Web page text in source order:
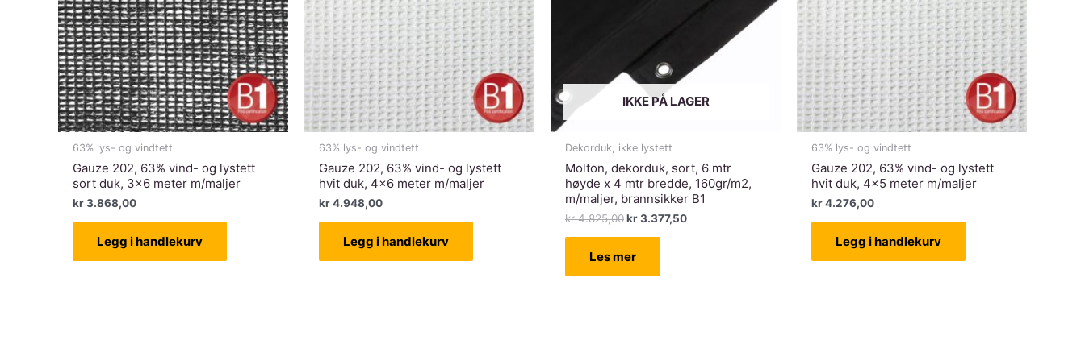
63% lys- og vindtett
Gauze 202, 63% vind- og lystett
sort duk, 3×6 meter m/maljer
kr3.868,00
Legg i handlekurv
63% lys- og vindtett
Gauze 202, 63% vind- og lystett
hvit duk, 4×6 meter m/maljer
kr4.948,00
Legg i handlekurv
IKKE PÅ LAGER
Dekorduk, ikke lystett
Molton, dekorduk, sort, 6 mtr
høyde x 4 mtr bredde, 160gr/m2,
m/maljer, brannsikker B1
kr4.825,00Opprinnelig
kr 4.825,00.
kr3.377,50Nåværende
Les mer
63% lys- og vindtett
Gauze 202, 63% vind- og lystett
hvit duk, 4×5 meter m/maljer
kr4.276,00
Legg i handlekurv